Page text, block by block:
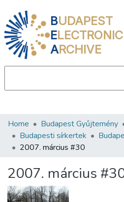
BUDAPEST
ELECTRONIC
ARCHIVE
Communities & Collections
All of DSpace
About us
Home Budapest Gyűjtemény
Budapesti sírkertek
2007. március #30
2007. március